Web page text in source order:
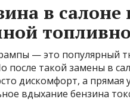
в салоне
— это популярный
после такой замены в
дискомфорт, а прямая
вдыхание бензина